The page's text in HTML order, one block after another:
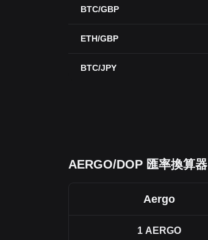
BTC/GBP
ETH/GBP
BTC/JPY
AERGO/DOP 匯率換算器
Aergo
1 AERGO